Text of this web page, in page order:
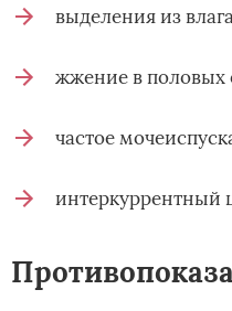
выделения из
жжение в половых
частое
интеркуррентный